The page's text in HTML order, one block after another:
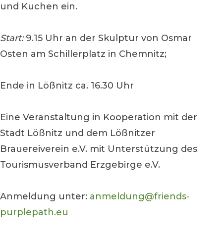
und Kuchen ein.
Start:9.15 Uhr an der Skulptur von Osmar
Osten am Schillerplatz in Chemnitz;
Ende in Lößnitz ca. 16.30 Uhr
Eine Veranstaltung in Kooperation mit der
Stadt Lößnitz und dem Lößnitzer
Brauereiverein e.V. mit Unterstützung des
Tourismusverband Erzgebirge e.V.
Anmeldung unter: anmeldung@friends-
purplepath.eu